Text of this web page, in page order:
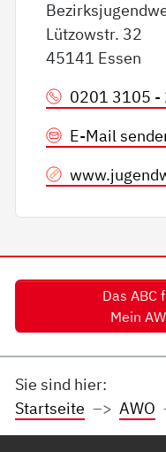
Lützowstr. 32
45141 Essen
0201 3105 -
E-Mail
Das ABC
Mein
Sie sind hier:
Startseite
AWO